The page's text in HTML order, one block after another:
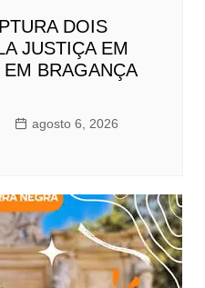
DOIS
JUSTIÇA EM
BRAGANÇA
agosto 6, 2026